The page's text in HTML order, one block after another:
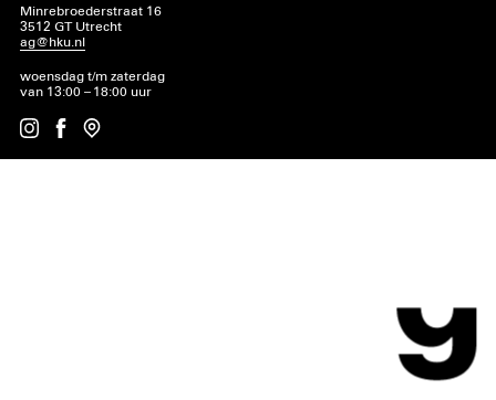
Minrebroederstraat 16
3512 GT Utrecht
ag@hku.nl
woensdag t/m zaterdag
van 13:00 – 18:00 uur